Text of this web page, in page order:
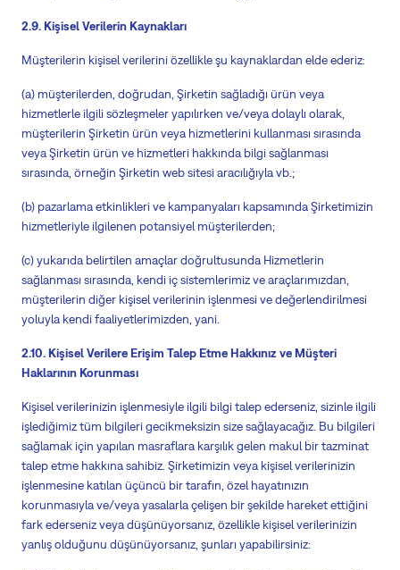
2.9. Kişisel Verilerin Kaynakları
Müşterilerin kişisel verilerini özellikle şu kaynaklardan elde ederiz:
(a) müşterilerden, doğrudan, Şirketin sağladığı ürün veya
hizmetlerle ilgili sözleşmeler yapılırken ve/veya dolaylı olarak,
müşterilerin Şirketin ürün veya hizmetlerini kullanması sırasında
veya Şirketin ürün ve hizmetleri hakkında bilgi sağlanması
sırasında, örneğin Şirketin web sitesi aracılığıyla vb.;
(b) pazarlama etkinlikleri ve kampanyaları kapsamında Şirketimizin
hizmetleriyle ilgilenen potansiyel müşterilerden;
(c) yukarıda belirtilen amaçlar doğrultusunda Hizmetlerin
sağlanması sırasında, kendi iç sistemlerimiz ve araçlarımızdan,
müşterilerin diğer kişisel verilerinin işlenmesi ve değerlendirilmesi
yoluyla kendi faaliyetlerimizden, yani
2.10. Kişisel Verilere Erişim Talep Etme Hakkınız ve Müşteri
Haklarının Korunması
Kişisel verilerinizin işlenmesiyle ilgili bilgi talep ederseniz, sizinle ilgili
işlediğimiz tüm bilgileri gecikmeksizin size sağlayacağız. Bu bilgileri
sağlamak için yapılan masraflara karşılık gelen makul bir tazminat
talep etme hakkına sahibiz. Şirketimizin veya kişisel verilerinizin
işlenmesine katılan üçüncü bir tarafın, özel hayatınızın
korunmasıyla ve/veya yasalarla çelişen bir şekilde hareket ettiğini
fark ederseniz veya düşünüyorsanız, özellikle kişisel verilerinizin
yanlış olduğunu düşünüyorsanız, şunları yapabilirsiniz: